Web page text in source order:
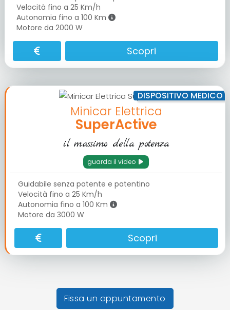
Velocità fino a 25 Km/h
Autonomia fino a 100 Km
Motore da 2000 W
Scopri
DISPOSITIVO MEDICO
Minicar Elettrica
SuperActive
il massimo della potenza
guarda il video
Guidabile senza patente e patentino
Velocità fino a 25 Km/h
Autonomia fino a 100 Km
Motore da 3000 W
Scopri
Fissa un appuntamento